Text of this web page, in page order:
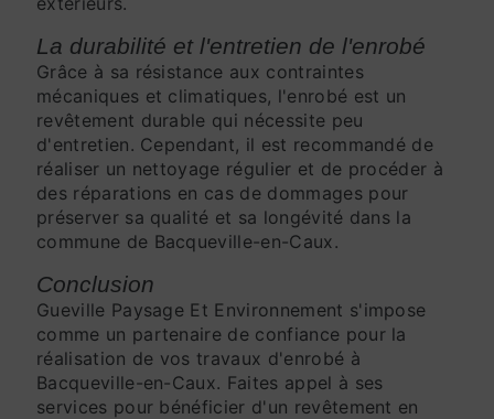
La durabilité et l'entretien de l'enrobé
Grâce à sa résistance aux contraintes
mécaniques et climatiques, l'enrobé est un
revêtement durable qui nécessite peu
d'entretien. Cependant, il est recommandé de
réaliser un nettoyage régulier et de procéder à
des réparations en cas de dommages pour
préserver sa qualité et sa longévité dans la
commune de Bacqueville-en-Caux.
Conclusion
Gueville Paysage Et Environnement s'impose
comme un partenaire de confiance pour la
réalisation de vos travaux d'enrobé à
Bacqueville-en-Caux. Faites appel à ses
services pour bénéficier d'un revêtement en